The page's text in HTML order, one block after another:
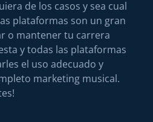
de los casos y sea cual
plataformas son un gran
o mantener tu carrera
y todas las plataformas
el uso adecuado y
marketing musical.